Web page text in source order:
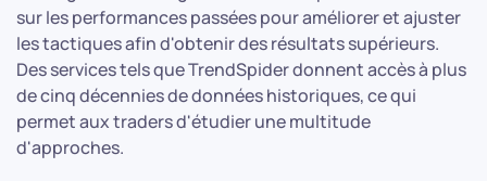
sur les performances passées pour améliorer et ajuster
les tactiques afin d'obtenir des résultats supérieurs.
Des services tels que TrendSpider donnent accès à plus
de cinq décennies de données historiques, ce qui
permet aux traders d'étudier une multitude
d'approches.